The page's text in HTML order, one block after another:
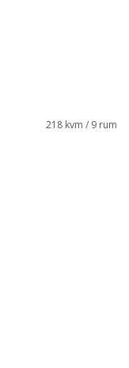
218 kvm / 9 rum